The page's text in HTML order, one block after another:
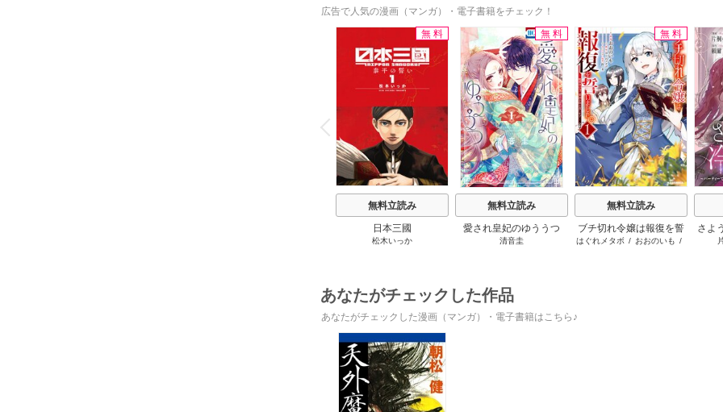
広告で人気の漫画（マンガ）・電子書籍をチェック！
P
r
e
v
i
u
無料
無料立読み
日本三國
松木いっか
無料
無料立読み
愛され皇妃のゆううつ
清音圭
無料
無料立読み
ブチ切れ令嬢は報復を誓
いました。
はぐれメタボ / おおのいも /
さよ
活
あなたがチェックした作品
あなたがチェックした漫画（マンガ）・電子書籍はこちら♪